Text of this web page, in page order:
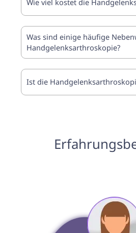
Wie viel kostet die
Was sind einige häufige
Handgelenksarthroskopie?
Ist die